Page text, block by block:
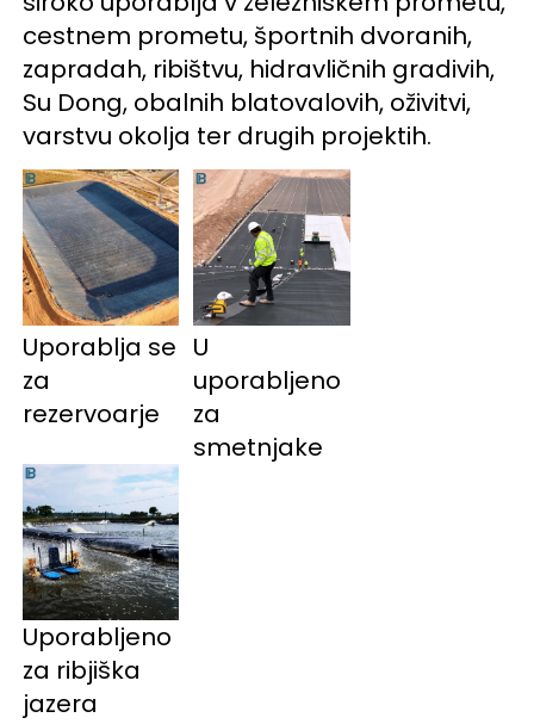
cestnem prometu, športnih dvoranih,
zapradah, ribištvu, hidravličnih gradivih,
Su Dong, obalnih blatovalovih, oživitvi,
varstvu okolja ter drugih projektih.
Uporablja se
za
rezervoarje
uporabljeno
za
smetnjake
Uporabljeno
za ribjiška
jazera